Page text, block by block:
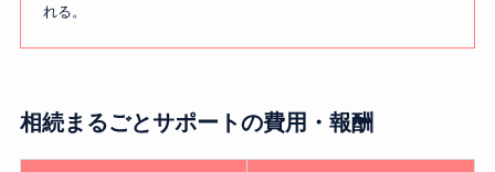
れる。
相続まるごとサポートの費用・報酬